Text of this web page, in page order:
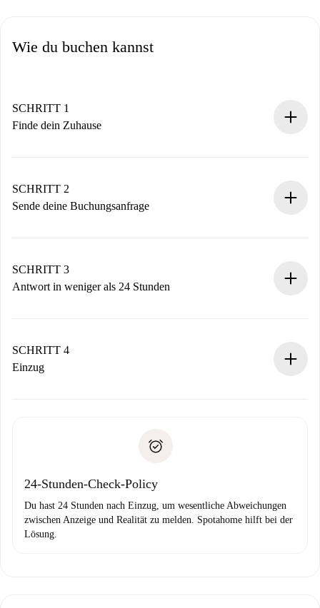
Wie du buchen kannst
SCHRITT 1
Finde dein Zuhause
Du erhältst alle notwendigen Informationen im Voraus.
SCHRITT 2
Sende deine Buchungsanfrage
Denk daran, dass wir dich erst belasten, wenn der
Vermieter zustimmt.
SCHRITT 3
Antwort in weniger als 24 Stunden
stellen den Kontakt her.
Wenn der Vermieter ablehnen muss, entstehen keine
SCHRITT 4
Einzug
24-Stunden-Check-Policy
Du hast 24 Stunden nach Einzug, um wesentliche Abweichungen
zwischen Anzeige und Realität zu melden. Spotahome hilft bei der
Lösung.